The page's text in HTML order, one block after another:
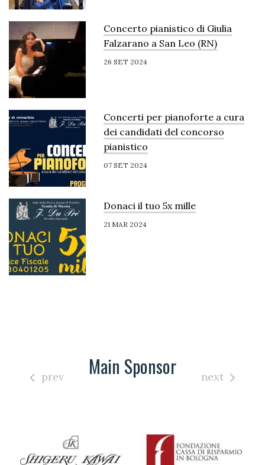
Concerto pianistico di Giulia
Falzarano a San Leo (RN)
26 SET 2024
Concerti per pianoforte a cura
dei candidati del concorso
pianistico
07 SET 2024
Donaci il tuo 5x mille
21 MAR 2024
Main Sponsor
prev next